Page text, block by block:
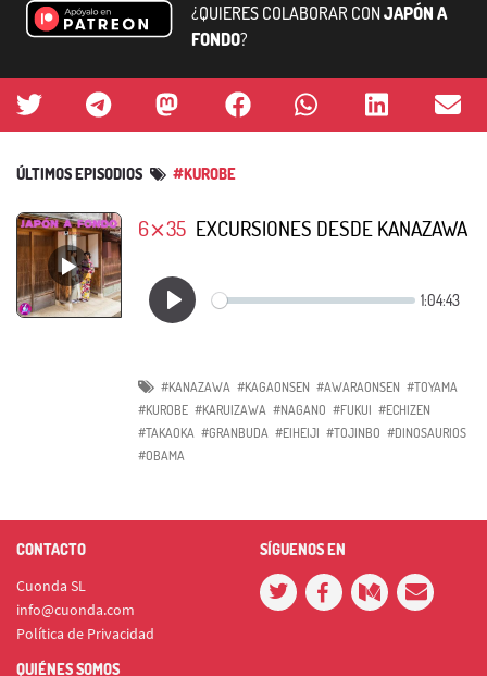
¿QUIERES COLABORAR CONJAPÓN A
FONDO?
ÚLTIMOS EPISODIOS #KUROBE
6⨯35 EXCURSIONES DESDE KANAZAWA
#KANAZAWA #KAGAONSEN #AWARAONSEN #TOYAMA
#KUROBE #KARUIZAWA #NAGANO #FUKUI #ECHIZEN
#TAKAOKA #GRANBUDA #EIHEIJI #TOJINBO #DINOSAURIOS
#OBAMA
CONTACTO
Cuonda SL
info@cuonda.com
Política de Privacidad
SÍGUENOS EN
QUIÉNES SOMOS